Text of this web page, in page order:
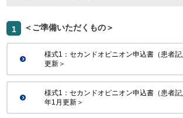
1 ＜ご準備いただくもの＞
様式1：セカンドオピニオン申込書（患者
更新＞
様式1：セカンドオピニオン申込書（患者
年1月更新＞